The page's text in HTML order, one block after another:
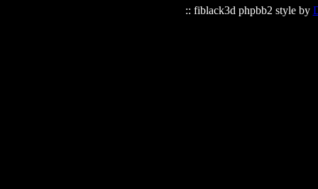
:: fiblack3d phpbb2 style by